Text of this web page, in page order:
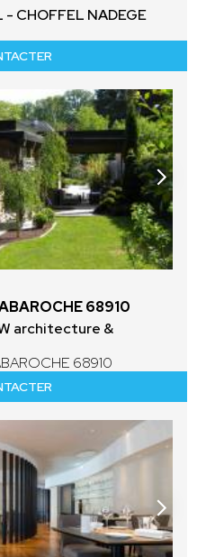
CHOFFEL NADEGE
68910
architecture &
68910